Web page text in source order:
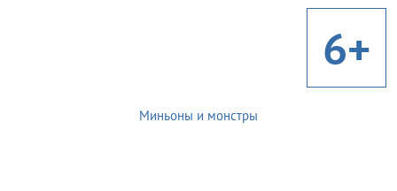
6+
Миньоны и монстры